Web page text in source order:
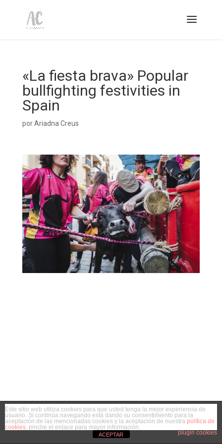
«La fiesta brava» Popular
bullfighting festivities in
Spain
porAriadna Creus
Este sitio web utiliza cookies para que usted tenga la mejor experiencia de
usuario. Si continúa navegando está dando su consentimiento para la
aceptación de las mencionadas cookies y la aceptación de nuestra política de
cookies, pinche el enlace para mayor información.
plugin cookies
ACEPTAR